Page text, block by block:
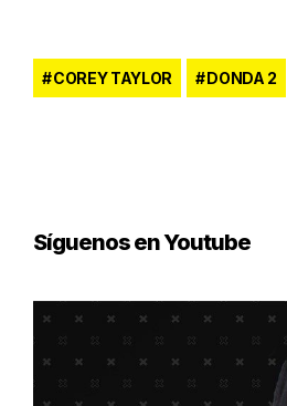
COREY TAYLOR DONDA 2
Síguenos en Youtube